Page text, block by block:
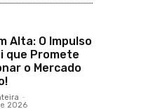
Alta: O Impulso
que Promete
o Mercado
-
2026